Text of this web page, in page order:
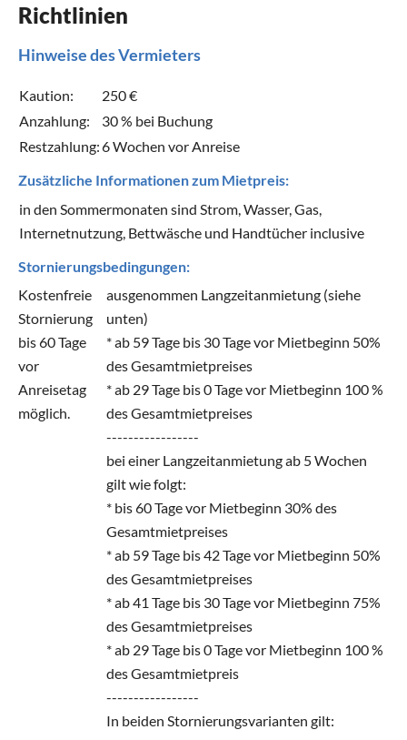
Richtlinien
Hinweise des Vermieters
Kaution:
250 €
Anzahlung:
30 % bei Buchung
Restzahlung:6 Wochen vor Anreise
Zusätzliche Informationen zum Mietpreis:
in den Sommermonaten sind Strom, Wasser, Gas,
Internetnutzung, Bettwäsche und Handtücher inclusive
Stornierungsbedingungen:
Kostenfreie
Stornierung
bis 60 Tage
vor
Anreisetag
möglich.
ausgenommen Langzeitanmietung (siehe
unten)
* ab 59 Tage bis 30 Tage vor Mietbeginn 50%
des Gesamtmietpreises
* ab 29 Tage bis 0 Tage vor Mietbeginn 100 %
des Gesamtmietpreises
-----------------
bei einer Langzeitanmietung ab 5 Wochen
gilt wie folgt:
* bis 60 Tage vor Mietbeginn 30% des
Gesamtmietpreises
* ab 59 Tage bis 42 Tage vor Mietbeginn 50%
des Gesamtmietpreises
* ab 41 Tage bis 30 Tage vor Mietbeginn 75%
des Gesamtmietpreises
* ab 29 Tage bis 0 Tage vor Mietbeginn 100 %
des Gesamtmietpreis
-----------------
In beiden Stornierungsvarianten gilt: